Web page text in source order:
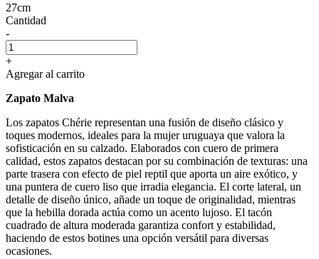
27cm
Cantidad
-
+
Agregar al carrito
Zapato Malva
Los zapatos Chérie representan una fusión de diseño clásico y
toques modernos, ideales para la mujer uruguaya que valora la
sofisticación en su calzado. Elaborados con cuero de primera
calidad, estos zapatos destacan por su combinación de texturas: una
parte trasera con efecto de piel reptil que aporta un aire exótico, y
una puntera de cuero liso que irradia elegancia. El corte lateral, un
detalle de diseño único, añade un toque de originalidad, mientras
que la hebilla dorada actúa como un acento lujoso. El tacón
cuadrado de altura moderada garantiza confort y estabilidad,
haciendo de estos botines una opción versátil para diversas
ocasiones.